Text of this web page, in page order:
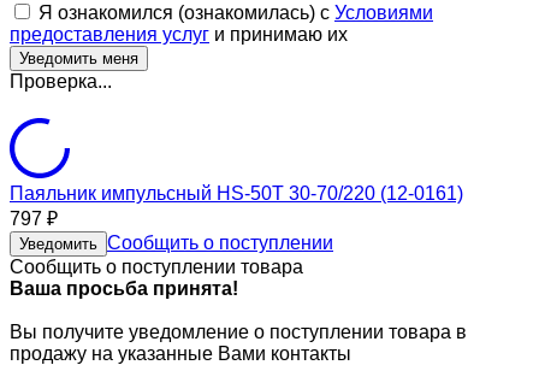
Я ознакомился (ознакомилась) с Условиями
предоставления услуг и принимаю их
Проверка...
Паяльник импульсный HS-50T 30-70/220 (12-0161)
797 ₽
Уведомить Сообщить о поступлении
Сообщить о поступлении товара
Ваша просьба принята!
Вы получите уведомление о поступлении товара в
продажу на указанные Вами контакты